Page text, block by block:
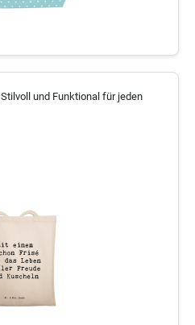
und Funktional für jeden